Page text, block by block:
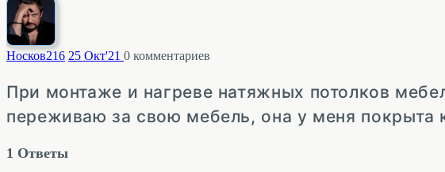
Носков216 25 Окт'21 0 комментариев
При монтаже и нагреве натяжных потолков
переживаю за свою мебель, она у меня покрыта
1 Ответы